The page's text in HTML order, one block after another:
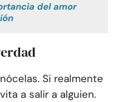
del amor
Si realmente
a salir a alguien.